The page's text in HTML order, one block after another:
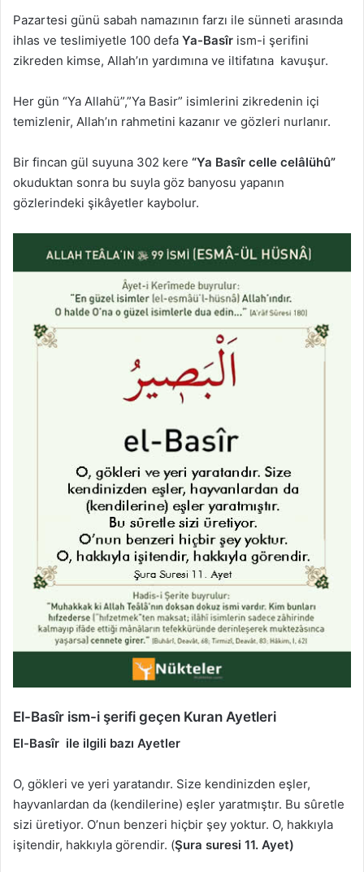
Pazartesi günü sabah namazının farzı ile sünneti arasında
ihlas ve teslimiyetle 100 defa Ya-Basîr ism-i şerifini
zikreden kimse, Allah’ın yardımına ve iltifatına kavuşur.
Her gün “Ya Allahü”,”Ya Basir” isimlerini zikredenin içi
temizlenir, Allah’ın rahmetini kazanır ve gözleri nurlanır.
Bir fincan gül suyuna 302 kere “Ya Basîr celle celâlühû”
okuduktan sonra bu suyla göz banyosu yapanın
gözlerindeki şikâyetler kaybolur.
El-Basîr ism-i şerifi geçen Kuran Ayetleri
El-Basîr ile ilgili bazı Ayetler
O, gökleri ve yeri yaratandır. Size kendinizden eşler,
hayvanlardan da (kendilerine) eşler yaratmıştır. Bu sûretle
sizi üretiyor. O’nun benzeri hiçbir şey yoktur. O, hakkıyla
işitendir, hakkıyla görendir. (Şura suresi 11. Ayet)